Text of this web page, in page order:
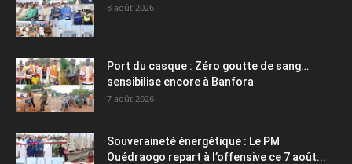
8 août 2026
Port du casque : Zéro goutte de sang…
sensibilise encore à Banfora
7 août 2026
Souveraineté énergétique : Le PM
Ouédraogo repart à l’offensive ce 7 août...